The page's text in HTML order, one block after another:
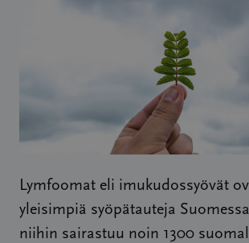
Lymfoomat eli imukudossyövät
yleisimpiä syöpätauteja
niihin sairastuu noin 1300